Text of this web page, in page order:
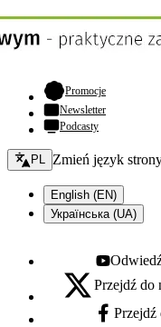
Promocje- otwiera się
Newsletter
Podcasty
Zmień język - bieżący:
PL Zmień język
English (EN)
Українська (UA)
Youtube -
X - otwiera się w
Przejdź do
Facebook -
Przejdź